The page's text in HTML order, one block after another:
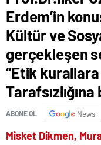
Erdem’in
Kültür ve
gerçekleşen
“Etik kurallara
ABONE OL News
Misket Dikmen,